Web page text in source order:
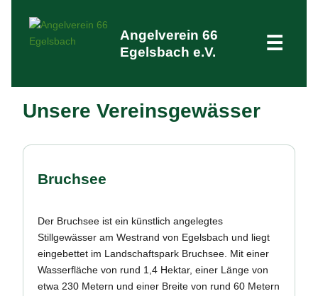
Angelverein 66
Egelsbach e.V.
☰
Unsere Vereinsgewässer
Bruchsee
Der Bruchsee ist ein künstlich angelegtes
Stillgewässer am Westrand von Egelsbach und liegt
eingebettet im Landschaftspark Bruchsee. Mit einer
Wasserfläche von rund 1,4 Hektar, einer Länge von
etwa 230 Metern und einer Breite von rund 60 Metern